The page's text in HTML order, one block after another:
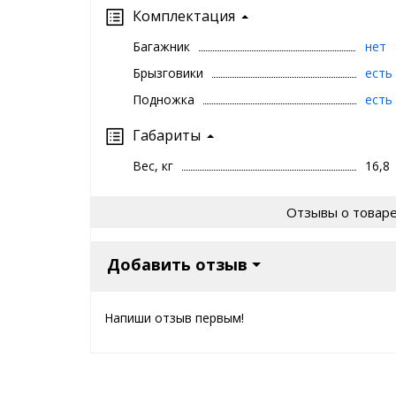
Комплектация
Багажник
нет
Брызговики
есть
Подножка
есть
Габариты
Вес, кг 16,8
Отзывы о
Добавить отзыв
Напиши отзыв первым!